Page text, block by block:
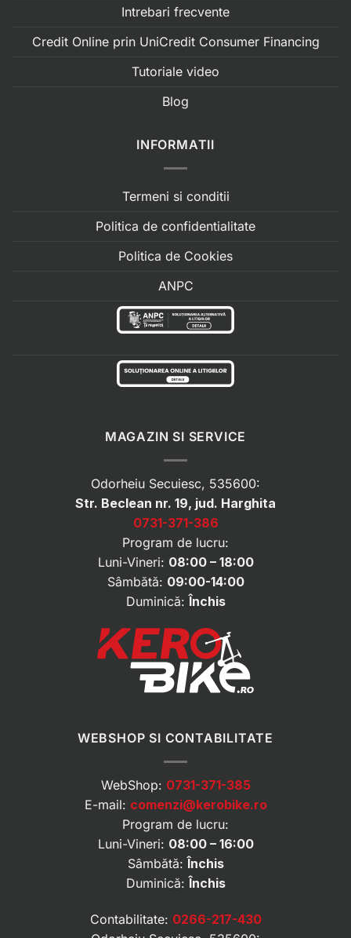
Intrebari frecvente
Credit Online prin UniCredit Consumer Financing
Tutoriale video
Blog
INFORMATII
Termeni si conditii
Politica de confidentialitate
Politica de Cookies
ANPC
MAGAZIN SI SERVICE
Odorheiu Secuiesc, 535600:
Str. Beclean nr. 19, jud. Harghita
0731-371-386
Program de lucru:
Luni-Vineri: 08:00 – 18:00
Sâmbătă: 09:00-14:00
Duminică: Închis
WEBSHOP SI CONTABILITATE
WebShop: 0731-371-385
E-mail: comenzi@kerobike.ro
Program de lucru:
Luni-Vineri: 08:00 – 16:00
Sâmbătă:Închis
Duminică:Închis
Contabilitate: 0266-217-430